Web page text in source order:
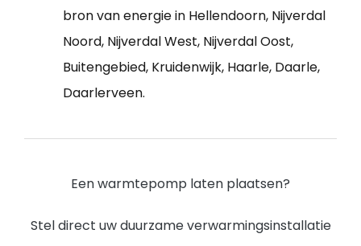
bron van energie in Hellendoorn, Nijverdal
Noord, Nijverdal West, Nijverdal Oost,
Buitengebied, Kruidenwijk, Haarle, Daarle,
Daarlerveen.
Een warmtepomp laten plaatsen?
Stel direct uw duurzame verwarmingsinstallatie